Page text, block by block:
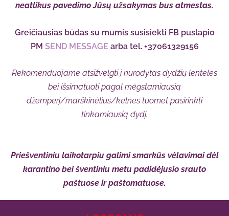
neatlikus pavedimo Jūsų užsakymas bus atmestas.
Greičiausias būdas su mumis susisiekti FB puslapio
PM SEND MESSAGE arba tel. +37061329156
Rekomenduojame atsižvelgti į nurodytas dydžių lenteles
bei išsimatuoti pagal mėgstamiausią
džemperį/marškinėlius/kelnes tuomet pasirinkti
tinkamiausią dydį.
Priešventiniu laikotarpiu galimi smarkūs vėlavimai dėl
karantino bei šventiniu metu padidėjusio srauto
paštuose ir paštomatuose.